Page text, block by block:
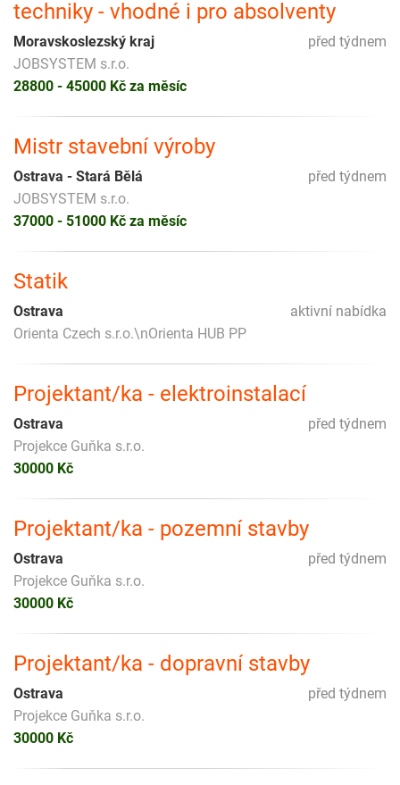
techniky - vhodné i pro absolventy
před týdnem
Moravskoslezský kraj
JOBSYSTEM s.r.o.
28800 - 45000 Kč za měsíc
Mistr stavební výroby
před týdnem
Ostrava - Stará Bělá
JOBSYSTEM s.r.o.
37000 - 51000 Kč za měsíc
Statik
aktivní nabídka
Ostrava
Orienta Czech s.r.o.\nOrienta HUB PP
Projektant/ka - elektroinstalací
před týdnem
Ostrava
Projekce Guňka s.r.o.
30000 Kč
Projektant/ka - pozemní stavby
před týdnem
Ostrava
Projekce Guňka s.r.o.
30000 Kč
Projektant/ka - dopravní stavby
před týdnem
Ostrava
Projekce Guňka s.r.o.
30000 Kč